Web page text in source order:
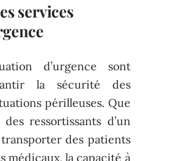
services
d’urgence sont
la sécurité des
périlleuses. Que
ressortissants d’un
des patients
médicaux, la capacité à